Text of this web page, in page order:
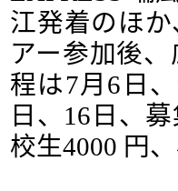
江発着のほ
アー参加後
程は7月6日
日、16日、
校生4000 円